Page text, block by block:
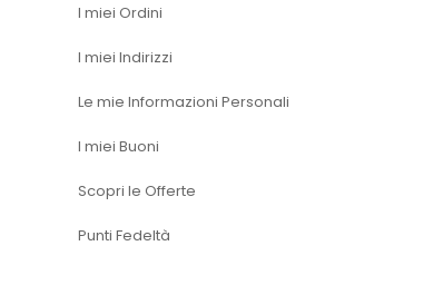
I miei Ordini
I miei Indirizzi
Le mie Informazioni Personali
I miei Buoni
Scopri le Offerte
Punti Fedeltà